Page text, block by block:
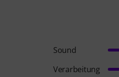
Sound
Verarbeitung